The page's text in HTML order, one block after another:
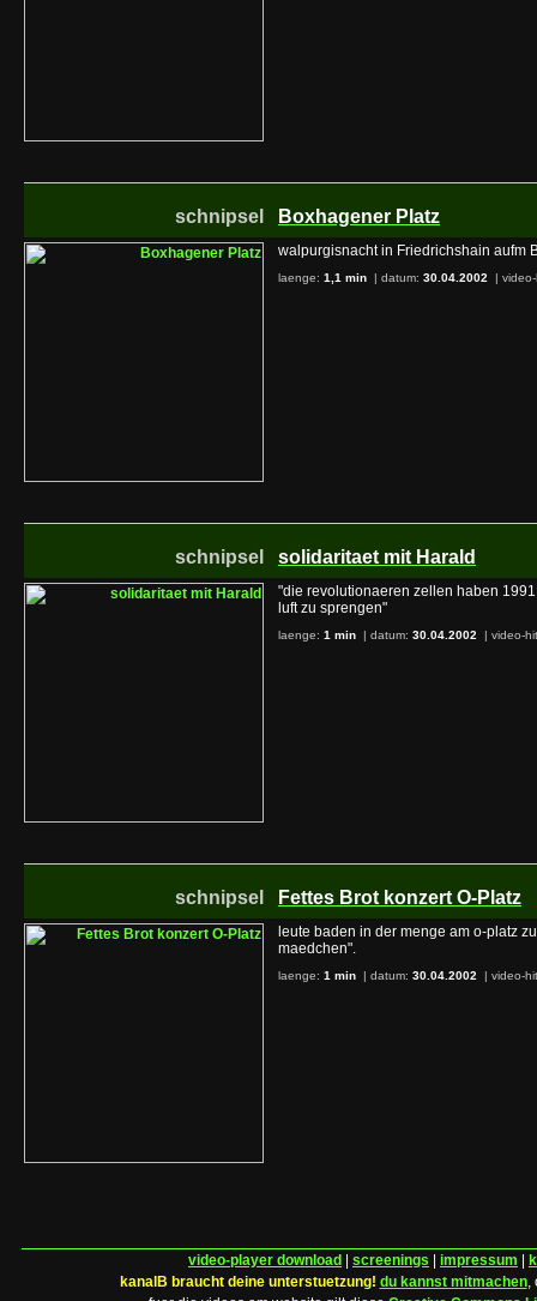
schnipsel Boxhagener Platz
walpurgisnacht in Friedrichshain aufm
laenge: 1,1 min | datum: 30.04.2002 |
schnipsel solidaritaet mit Harald
"die revolutionaeren zellen haben
luft zu sprengen"
laenge: 1 min | datum: 30.04.2002 | video-
schnipsel Fettes Brot konzert O-Platz
leute baden in der menge am o-platz
maedchen".
laenge: 1 min | datum: 30.04.2002 | video-
video-player download screenings impressum
kanalB braucht deine unterstuetzung! du kannst mitmachen,